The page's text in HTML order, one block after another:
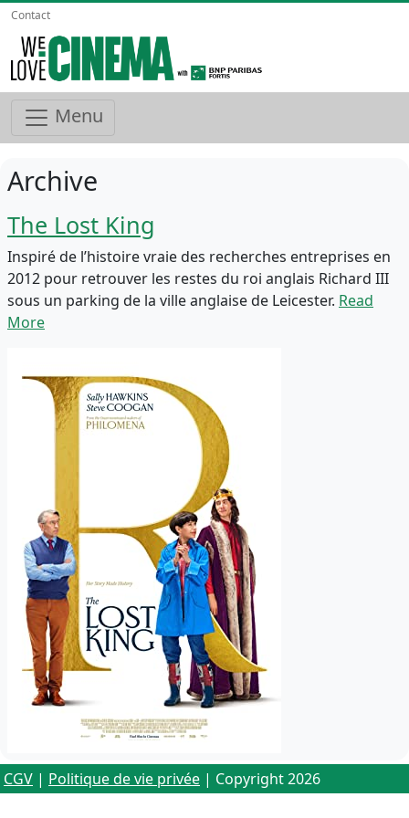
Contact
Menu
Archive
The Lost King
Inspiré de l’histoire vraie des recherches entreprises en
2012 pour retrouver les restes du roi anglais Richard III
sous un parking de la ville anglaise de Leicester. Read
More
CGV | Politique de vie privée | Copyright 2026